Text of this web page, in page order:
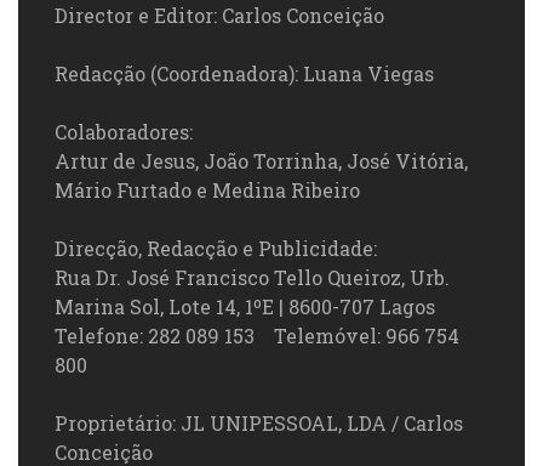
Director e Editor: Carlos Conceição
Redacção (Coordenadora): Luana Viegas
Colaboradores:
Artur de Jesus, João Torrinha, José Vitória,
Mário Furtado e Medina Ribeiro
Direcção, Redacção e Publicidade:
Rua Dr. José Francisco Tello Queiroz, Urb.
Marina Sol, Lote 14, 1ºE | 8600-707 Lagos
Telefone: 282 089 153 Telemóvel: 966 754
800
Proprietário: JL UNIPESSOAL, LDA / Carlos
Conceição